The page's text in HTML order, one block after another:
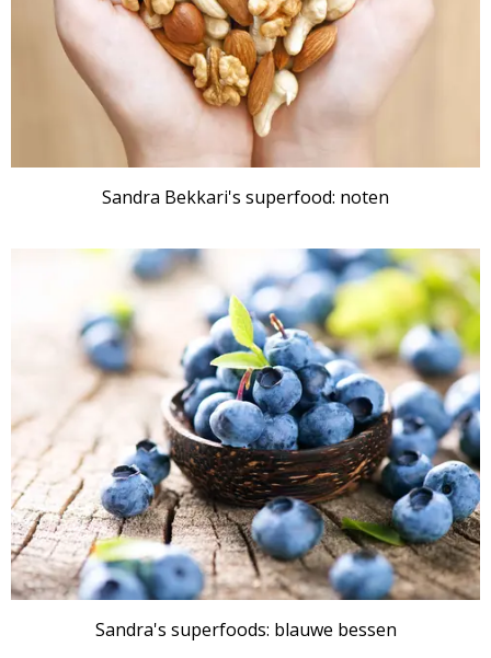
Sandra Bekkari's superfood: noten
Sandra's superfoods: blauwe bessen